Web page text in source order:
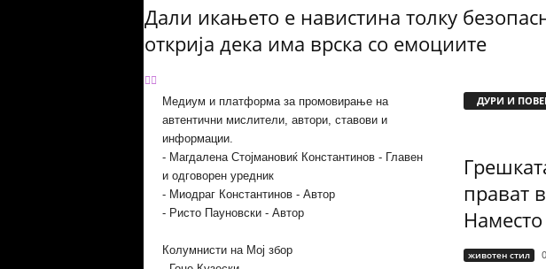
Дали икањето е навистина толку
открија дека има врска со емоциите
Медиум и платформа за промовирање на
автентични мислители, автори, ставови и
информации.
- Магдалена Стојмановиќ Константинов - Главен
и одговорен уредник
- Миодраг Константинов - Автор
- Ристо Пауновски - Автор
Колумнисти на Мој збор
ДУРИ И
прават
животен стил